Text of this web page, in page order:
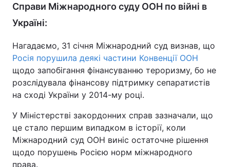
Справи Міжнародного суду ООН по війні в
Україні:
Нагадаємо, 31 січня Міжнародний суд визнав, що
Росія порушила деякі частини Конвенції ООН
щодо запобігання фінансуванню тероризму, бо не
розслідувала фінансову підтримку сепаратистів
на сході України у 2014-му році.
У Міністерстві закордонних справ зазначали, що
це стало першим випадком в історії, коли
Міжнародний суд ООН виніс остаточне рішення
щодо порушень Росією норм міжнародного
права.